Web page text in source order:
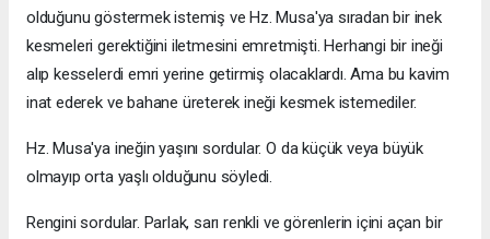
olduğunu göstermek istemiş ve Hz. Musa'ya sıradan bir inek
kesmeleri gerektiğini iletmesini emretmişti. Herhangi bir ineği
alıp kesselerdi emri yerine getirmiş olacaklardı. Ama bu kavim
inat ederek ve bahane üreterek ineği kesmek istemediler.
Hz. Musa'ya ineğin yaşını sordular. O da küçük veya büyük
olmayıp orta yaşlı olduğunu söyledi.
Rengini sordular. Parlak, sarı renkli ve görenlerin içini açan bir